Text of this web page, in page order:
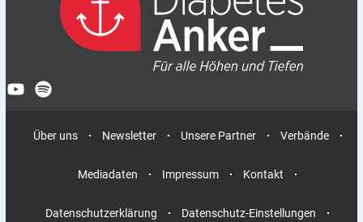
Über uns Newsletter Unsere Partner Verbände
Mediadaten Impressum Kontakt
Datenschutzerklärung Datenschutz-Einstellungen